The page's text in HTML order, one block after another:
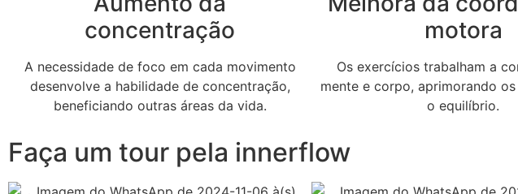
concentração
A necessidade de foco em cada movimento
desenvolve a habilidade de concentração,
beneficiando outras áreas da vida.
motora
Os exercícios trabalham a
mente e corpo, aprimorando
o equilíbrio.
Faça um tour pela innerflow